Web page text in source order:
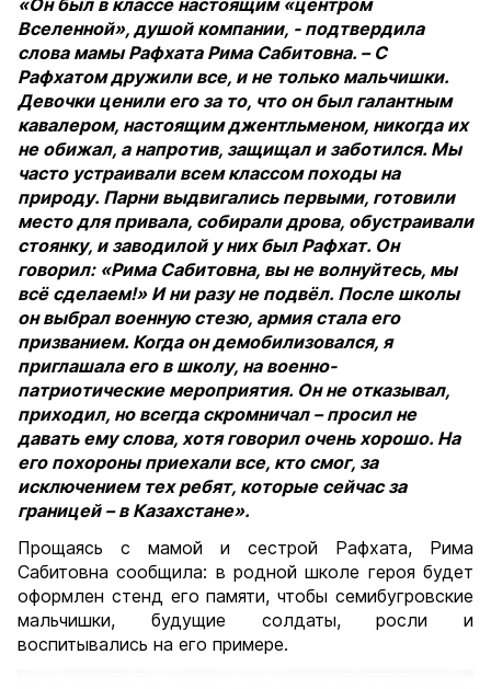
«Он был в классе настоящим «центром
Вселенной», душой компании, - подтвердила
слова мамы Рафхата Рима Сабитовна. – С
Рафхатом дружили все, и не только мальчишки.
Девочки ценили его за то, что он был галантным
кавалером, настоящим джентльменом, никогда их
не обижал, а напротив, защищал и заботился. Мы
часто устраивали всем классом походы на
природу. Парни выдвигались первыми, готовили
место для привала, собирали дрова, обустраивали
стоянку, и заводилой у них был Рафхат. Он
говорил: «Рима Сабитовна, вы не волнуйтесь, мы
всё сделаем!» И ни разу не подвёл. После школы
он выбрал военную стезю, армия стала его
призванием. Когда он демобилизовался, я
приглашала его в школу, на военно-
патриотические мероприятия. Он не отказывал,
приходил, но всегда скромничал – просил не
давать ему слова, хотя говорил очень хорошо. На
его похороны приехали все, кто смог, за
исключением тех ребят, которые сейчас за
границей – в Казахстане».
Прощаясь с мамой и сестрой Рафхата, Рима
Сабитовна сообщила: в родной школе героя будет
оформлен стенд его памяти, чтобы семибугровские
мальчишки, будущие солдаты, росли и
воспитывались на его примере.